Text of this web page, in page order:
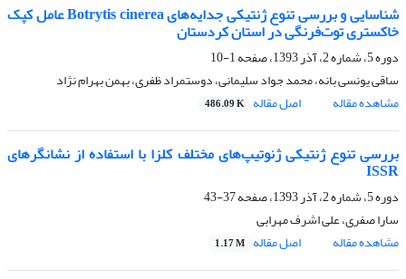
شناسایی و بررسی تنوع ژنتیکی جدایه‌های Botrytis cinerea عامل کپک
خاکستری توت‌فرنگی در استان کردستان
دوره 5، شماره 2، آذر 1393، صفحه
1-10
ساقی یونسی بانه، محمد جواد سلیمانی، دوستمراد ظفری، بهمن بهرام نژاد
مشاهده مقاله
اصل مقاله 486.09 K
بررسی تنوع ژنتیکی ژنوتیپ‌های مختلف کلزا با استفاده از نشانگرهای
ISSR
دوره 5، شماره 2، آذر 1393، صفحه
37-43
سارا صفری، علی اشرف مهرابی
مشاهده مقاله
اصل مقاله 1.17 M